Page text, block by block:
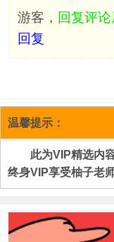
游客， 回复评
回复
温馨提示：
此为VIP精选内
终身VIP享受柚子老